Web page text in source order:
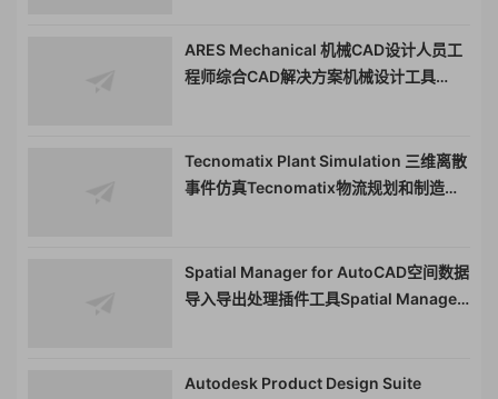
ARES Mechanical 机械CAD设计人员工
程师综合CAD解决方案机械设计工具
Tecnomatix Plant Simulation 三维离散
事件仿真Tecnomatix物流规划和制造生
Spatial Manager for AutoCAD空间数据
导入导出处理插件工具Spatial Manager
Autodesk Product Design Suite